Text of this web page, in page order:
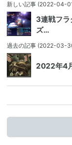
新しい記事 (2022-04-
3連戦フ
ズ…
過去の記事 (2022-03-
2022年4